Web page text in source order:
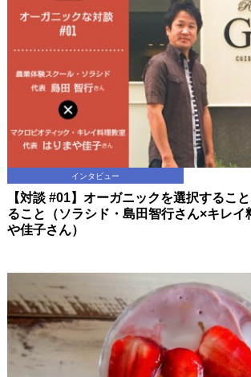
インタビュー
【対談 #01】オーガニックを選択するこ
ること（ソラシド・島田智行さん×キレイ
や佳子さん）